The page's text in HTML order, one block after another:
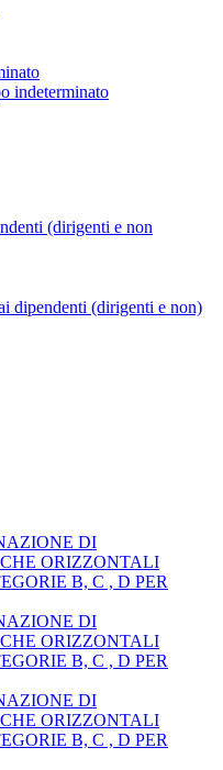
indeterminato
(dirigenti e non
dipendenti (dirigenti e non)
DI
ORIZZONTALI
B, C , D PER
DI
ORIZZONTALI
B, C , D PER
DI
ORIZZONTALI
B, C , D PER